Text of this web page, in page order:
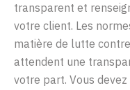
transparent et
votre client. Les
matière de lutte
attendent une
votre part. Vous